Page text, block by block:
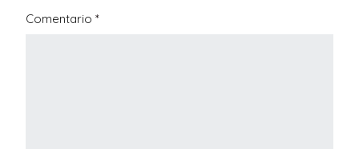
Comentario *